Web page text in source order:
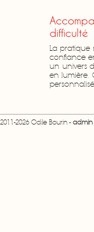
difficulté
La pratique
confiance
un univers
en lumière.
2011-2026 Odile Bourin -admin